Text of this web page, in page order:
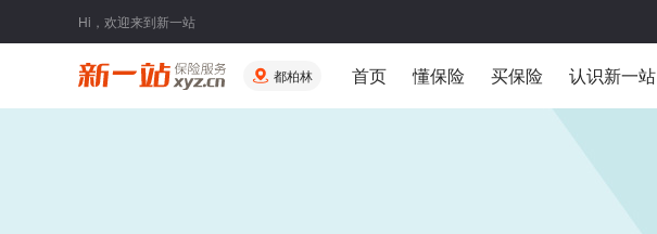
Hi，欢迎来到新一站
都柏林 首页 懂保险 买保险 认识新一站